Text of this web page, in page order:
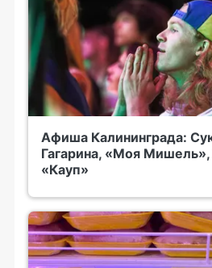
Афиша Калининграда:
Гагарина, «Моя
«Кауп»